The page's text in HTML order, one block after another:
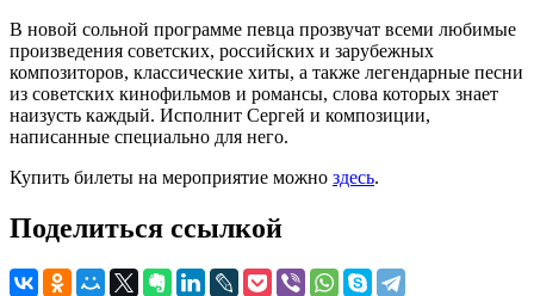
В новой сольной программе певца прозвучат всеми любимые
произведения советских, российских и зарубежных
композиторов, классические хиты, а также легендарные песни
из советских кинофильмов и романсы, слова которых знает
наизусть каждый. Исполнит Сергей и композиции,
написанные специально для него.
Купить билеты на мероприятие можно здесь.
Поделиться ссылкой